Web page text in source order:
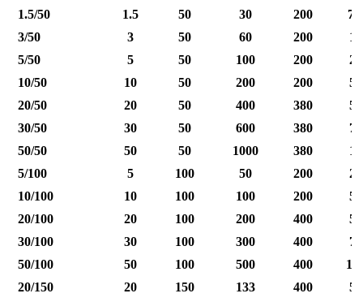
1.5/50
1.5 50 30 200
7.5
3/50
3 50 60 200
15
5/50
5 50 100 200
25
10/50
10 50 200 200
50
20/50
20 50 400 380
53
30/50
30 50 600 380
79
50/50
50 50 1000 380
12
5/100
5 100 50 200
25
10/100
10 100 100 200
50
20/100
20 100 200 400
50
30/100
30 100 300 400
75
50/100
50 100 500 400
20/150
20 150 133 400
50